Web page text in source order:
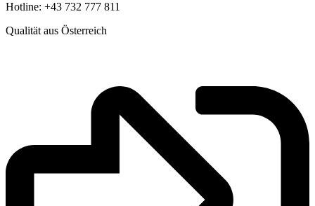
Hotline: +43 732 777 811
Qualität aus Österreich